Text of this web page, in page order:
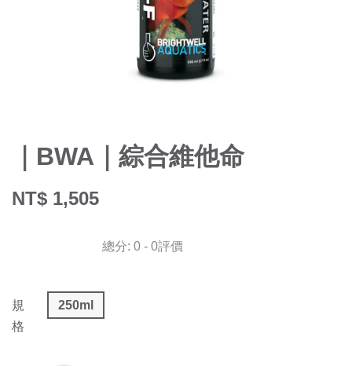
｜BWA｜綜合維他命
NT$ 1,505
總分: 0 - 0評價
規
格
250ml